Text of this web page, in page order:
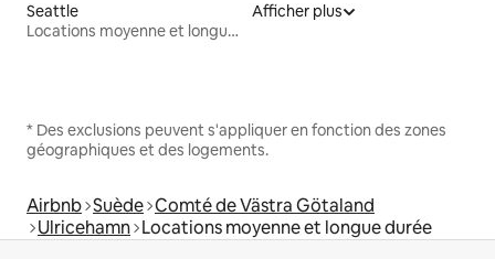
Seattle
Locations moyenne et longue durée
Afficher plus
* Des exclusions peuvent s'appliquer en fonction des zones
géographiques et des logements.
Airbnb Suède Comté de Västra Götaland
Ulricehamn Locations moyenne et longue durée